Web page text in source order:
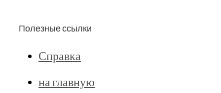
Полезные ссылки
Справка
на главную